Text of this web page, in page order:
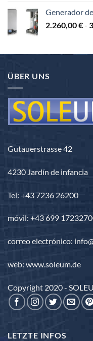
Generador
2.260,00€-
ÜBER UNS
Gutauerstrasse 42
4230 Jardín de infancia
Tel: +43 7236 26200
móvil: +43 699
correo electrónico:
web: www.soleum.de
Copyright 2020 -
LETZTE INFOS